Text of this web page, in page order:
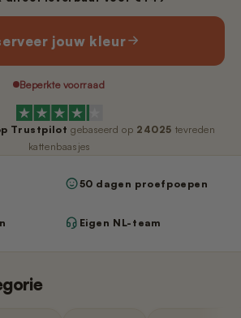
Tofu-filter (Rooster/Zeef)
Bentoniet-filter
Magneetclip
Pootjesveger (Wit)
Pootjesveger (Zwart)
Trommelring (Zwart)
jouw kleur
Beperkte voorraad
Trustpilot gebaseerd op 24025 tevreden
kattenbaasjes
50 dagen proefpoepen
Eigen NL-team